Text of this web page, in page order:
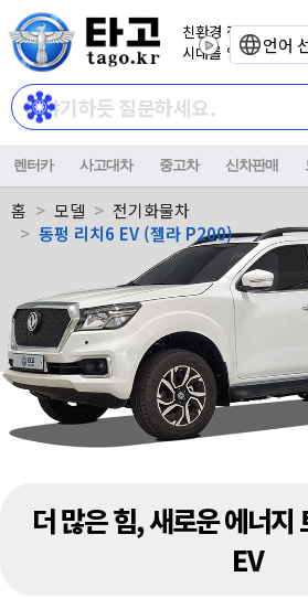
친환경 전기자동차
시대를 열어갑니다.
렌터카 사고대차 중고차 신차판매
홈 모델
전기화물차
동펑 리치6 EV (젤라 P200)
더 많은 힘, 새로운 에너지
EV
언어